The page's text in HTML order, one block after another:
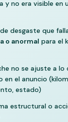
y no era visible en
desgaste que
o anormal para el
no se ajuste a lo
en el anuncio
estado)
estructural o